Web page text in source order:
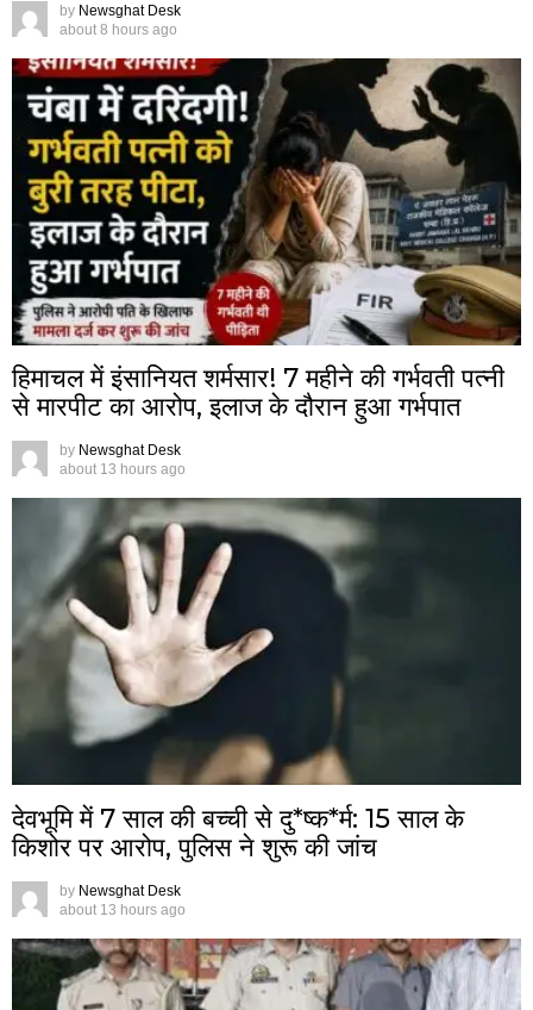
by Newsghat Desk
about 8 hours ago
हिमाचल में इंसानियत शर्मसार! 7 महीने की गर्भवती पत्नी
से मारपीट का आरोप, इलाज के दौरान हुआ गर्भपात
by Newsghat Desk
about 13 hours ago
देवभूमि में 7 साल की बच्ची से दु*ष्क*र्म: 15 साल के
किशोर पर आरोप, पुलिस ने शुरू की जांच
by Newsghat Desk
about 13 hours ago